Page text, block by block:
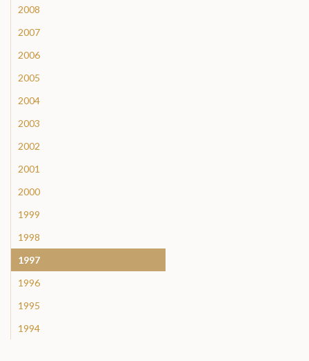
2008
2007
2006
2005
2004
2003
2002
2001
2000
1999
1998
1997
1996
1995
1994